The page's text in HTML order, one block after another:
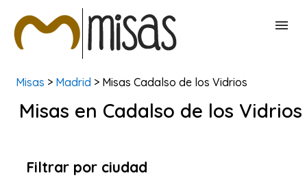
BUSCAR MISAS
Misas > Madrid > Misas Cadalso de los Vidrios
Misas en Cadalso de los Vidrios
Filtrar por ciudad